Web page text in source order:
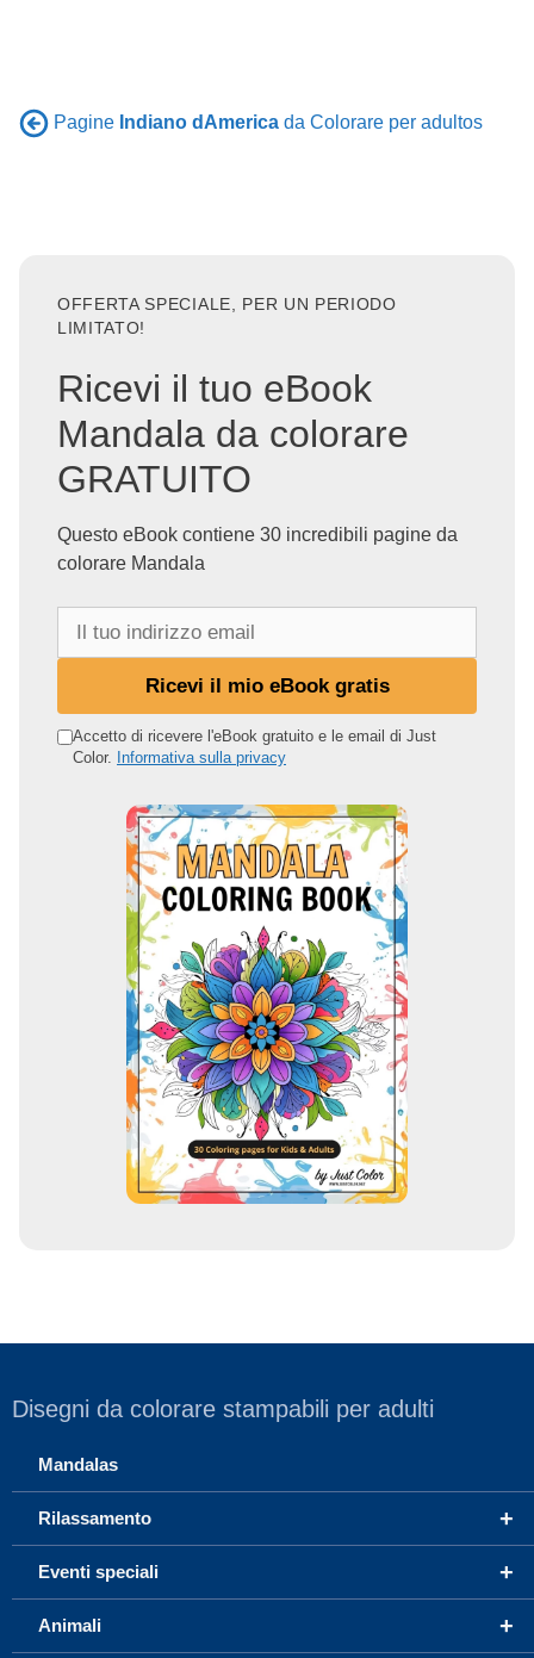
Pagine Indiano dAmerica da Colorare per adultos
OFFERTA SPECIALE, PER UN PERIODO
LIMITATO!
Ricevi il tuo eBook
Mandala da colorare
GRATUITO
Questo eBook contiene 30 incredibili pagine da
colorare Mandala
o
Ricevi il mio eBook gratis
Accetto di ricevere l'eBook gratuito e le email di Just
Color. Informativa sulla privacy
Disegni da colorare stampabili per adulti
Mandalas
+
Rilassamento
+
Eventi speciali
+
Animali